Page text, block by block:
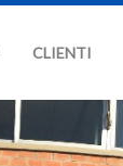
CLIENTI